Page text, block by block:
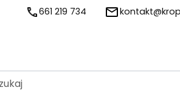
661 219 734